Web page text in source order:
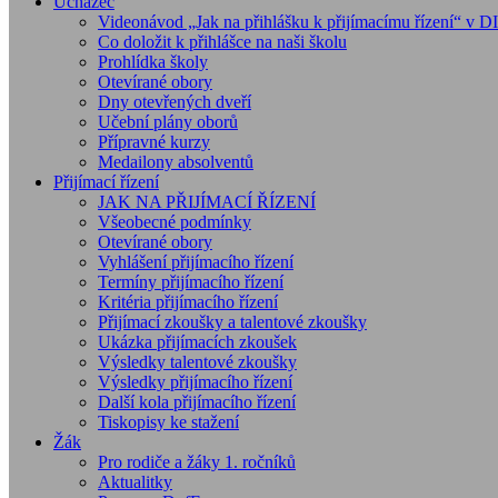
Videonávod „Jak na přihlášku k přijímacímu řízení“ v
Co doložit k přihlášce na naši školu
Prohlídka školy
Otevírané obory
Dny otevřených dveří
Učební plány oborů
Přípravné kurzy
Medailony absolventů
Přijímací řízení
JAK NA PŘIJÍMACÍ ŘÍZENÍ
Všeobecné podmínky
Otevírané obory
Vyhlášení přijímacího řízení
Termíny přijímacího řízení
Kritéria přijímacího řízení
Přijímací zkoušky a talentové zkoušky
Ukázka přijímacích zkoušek
Výsledky talentové zkoušky
Výsledky přijímacího řízení
Další kola přijímacího řízení
Tiskopisy ke stažení
Žák
Pro rodiče a žáky 1. ročníků
Aktualitky